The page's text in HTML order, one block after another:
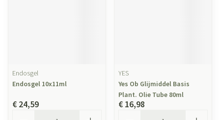
Endosgel
Endosgel 10x11ml
€ 24,59
YES
Yes Ob Glijmiddel Basis
Plant. Olie Tube 80ml
€ 16,98